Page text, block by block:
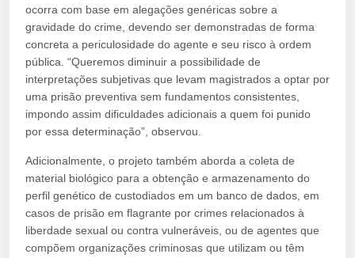
ocorra com base em alegações genéricas sobre a
gravidade do crime, devendo ser demonstradas de forma
concreta a periculosidade do agente e seu risco à ordem
pública. “Queremos diminuir a possibilidade de
interpretações subjetivas que levam magistrados a optar por
uma prisão preventiva sem fundamentos consistentes,
impondo assim dificuldades adicionais a quem foi punido
por essa determinação”, observou.
Adicionalmente, o projeto também aborda a coleta de
material biológico para a obtenção e armazenamento do
perfil genético de custodiados em um banco de dados, em
casos de prisão em flagrante por crimes relacionados à
liberdade sexual ou contra vulneráveis, ou de agentes que
compõem organizações criminosas que utilizam ou têm